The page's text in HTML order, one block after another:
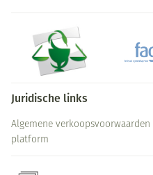
Juridische links
Algemene verkoopsvoorwaarden
platform